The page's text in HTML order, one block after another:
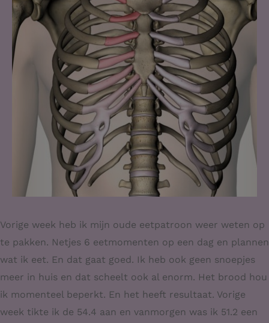
Vorige week heb ik mijn oude eetpatroon weer weten op
te pakken. Netjes 6 eetmomenten op een dag en plannen
wat ik eet. En dat gaat goed. Ik heb ook geen snoepjes
meer in huis en dat scheelt ook al enorm. Het brood hou
ik momenteel beperkt. En het heeft resultaat. Vorige
week tikte ik de 54.4 aan en vanmorgen was ik 51.2 een